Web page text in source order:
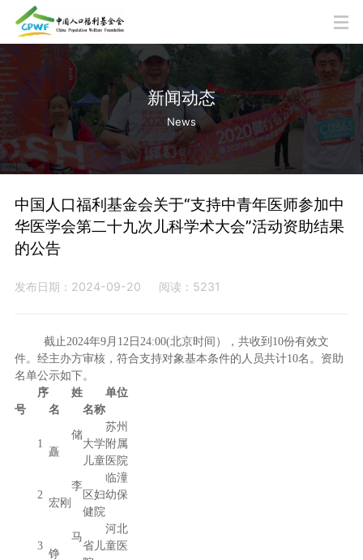
新闻动态
News
中国人口福利基金会关于“支持中青年医师参加中
华医学会第二十九次儿科学术大会”活动资助结果
的公告
发布日期：2024-09-20 阅读：5231
截止2024年9月12日24:00(北京时间），共收到10份有效文
件。经主办方审核，符合支持对象基本条件的人员共计10名。资助
名单公示如下。
序
号
姓
名
单位
名称
1
储
矗
苏州
大学附属
儿童医院
2
李
宏刚
临潼
区妇幼保
健院
3
马
铮
河北
省儿童医